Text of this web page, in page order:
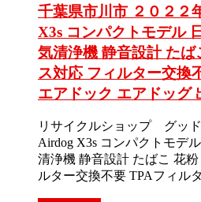
千葉県市川市 ２０２
X3s コンパクトモデル
気清浄機 静音設計 た
ス対応 フィルター交換
エアドック エアドッグ
リサイクルショップ グッ
Airdog X3s コンパクトモデ
清浄機 静音設計 たばこ 花
ルター交換不要 TPAフィル